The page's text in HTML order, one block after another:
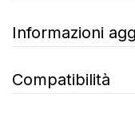
Informazioni
Compatibilità